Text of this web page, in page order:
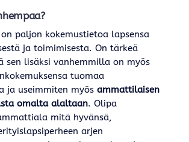
paljon kokemustietoa lapsensa
ja toimimisesta. On tärkeä
sen lisäksi vanhemmilla on myös
tuomaa
ja useimmiten myös ammattilaisen
omalta alaltaan. Olipa
mitä hyvänsä,
arjen